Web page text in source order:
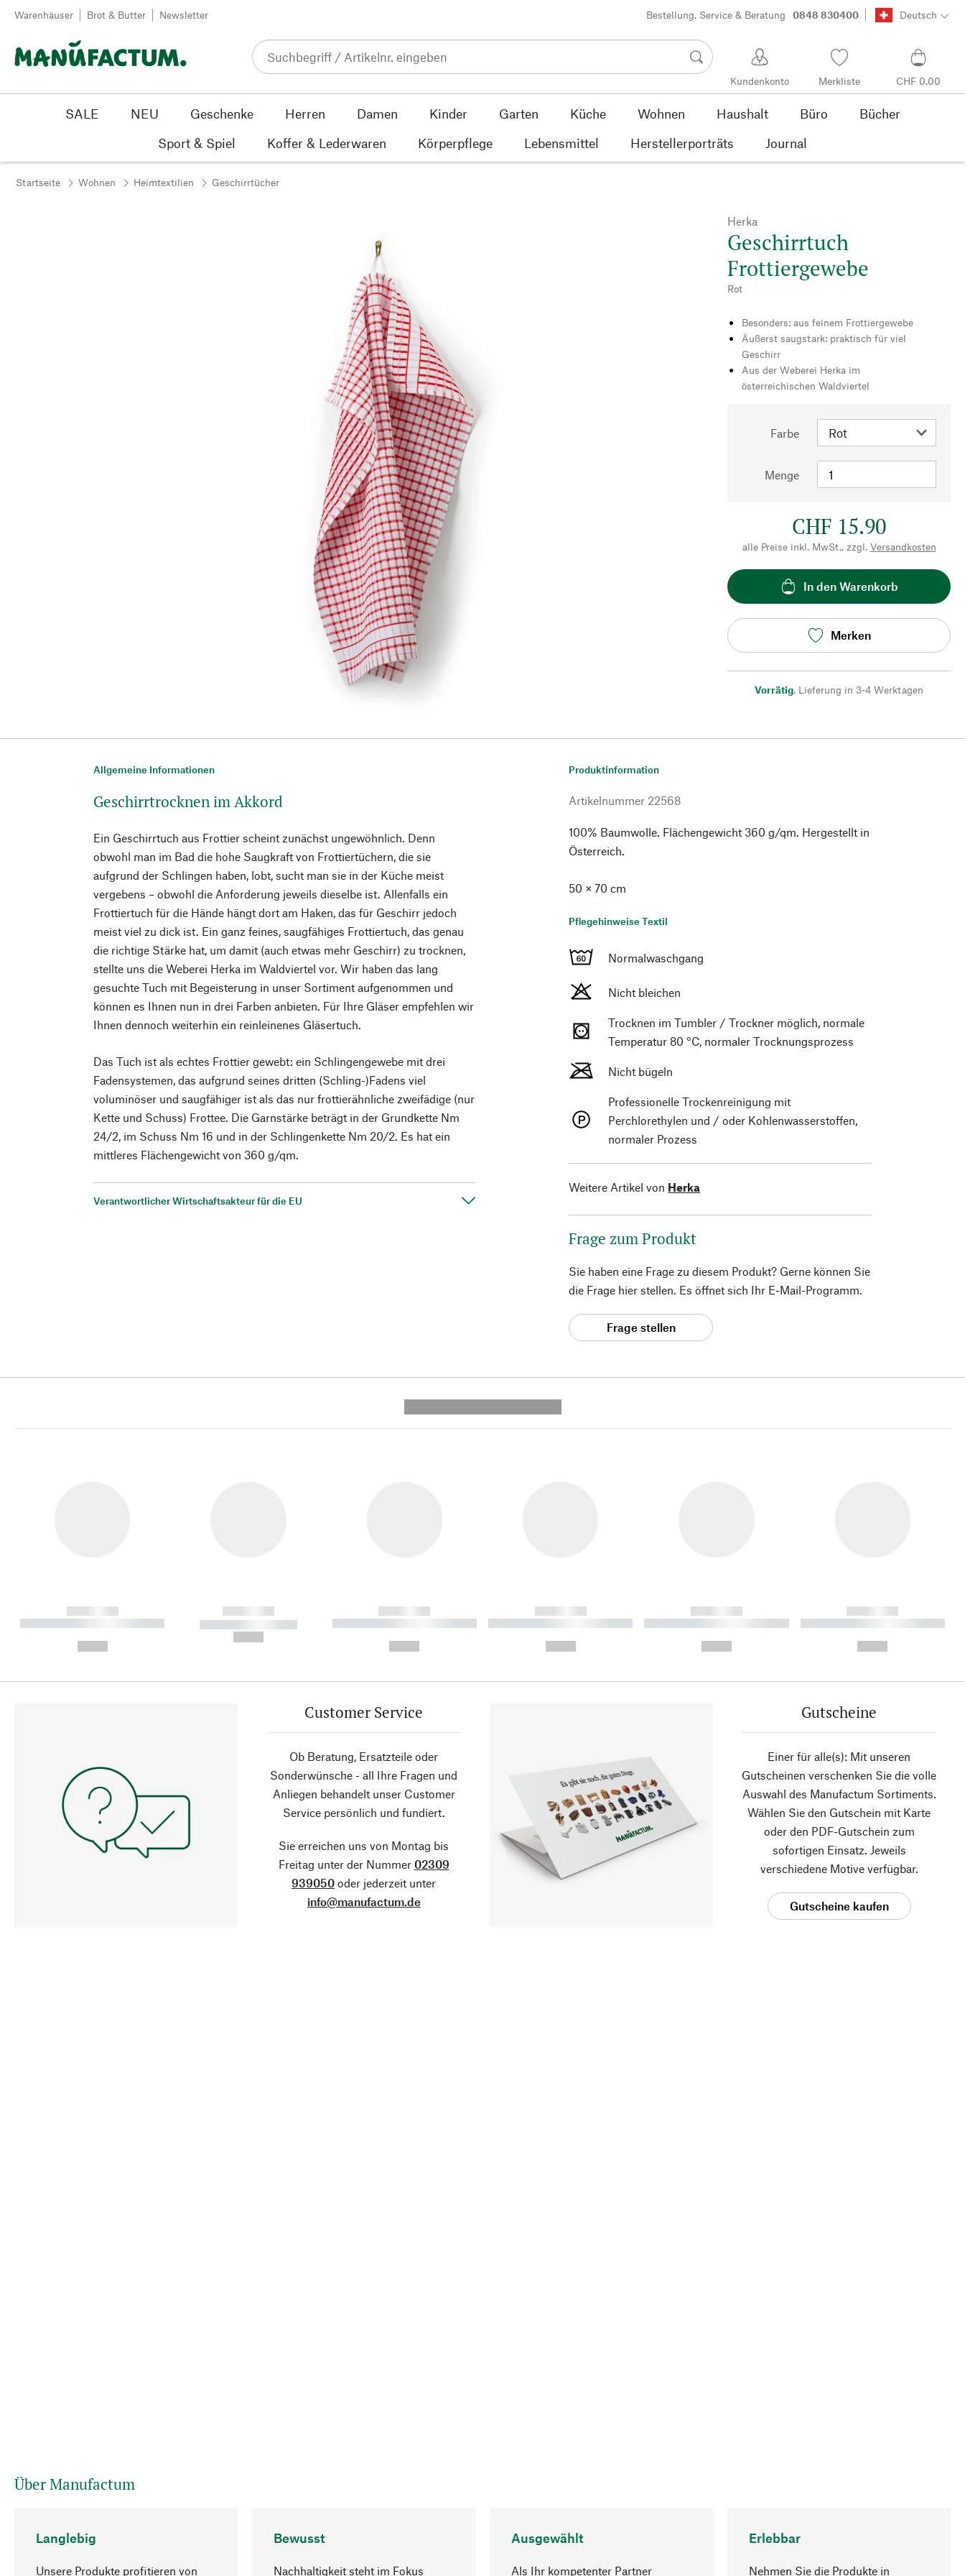
Zum Inhalt springen
Warenhäuser Brot & Butter Newsletter Bestellung, Service & Beratung 0848 830400 Deutsch
Kundenkonto Merkliste CHF 0.00
SALE NEU Geschenke Herren Damen Kinder Garten Küche Wohnen Haushalt Büro
Bücher
Sport & Spiel
Koffer & Lederwaren Körperpflege Lebensmittel Herstellerporträts Journal
Startseite Wohnen Heimtextilien Geschirrtücher
Herka
Geschirrtuch
Frottiergewebe
Rot
Besonders: aus feinem Frottiergewebe
Äußerst saugstark: praktisch für viel
Geschirr
Aus der Weberei Herka im
österreichischen Waldviertel
Farbe
Menge
CHF 15.90
alle Preise inkl. MwSt., zzgl. Versandkosten
In den Warenkorb
Merken
Vorrätig, Lieferung in 3-4 Werktagen
Allgemeine Informationen
Geschirrtrocknen im Akkord
Ein Geschirrtuch aus Frottier scheint zunächst ungewöhnlich. Denn
obwohl man im Bad die hohe Saugkraft von Frottiertüchern, die sie
aufgrund der Schlingen haben, lobt, sucht man sie in der Küche meist
vergebens – obwohl die Anforderung jeweils dieselbe ist. Allenfalls ein
Frottiertuch für die Hände hängt dort am Haken, das für Geschirr jedoch
meist viel zu dick ist. Ein ganz feines, saugfähiges Frottiertuch, das genau
die richtige Stärke hat, um damit (auch etwas mehr Geschirr) zu trocknen,
stellte uns die Weberei Herka im Waldviertel vor. Wir haben das lang
gesuchte Tuch mit Begeisterung in unser Sortiment aufgenommen und
können es Ihnen nun in drei Farben anbieten. Für Ihre Gläser empfehlen wir
Ihnen dennoch weiterhin ein reinleinenes Gläsertuch.
Das Tuch ist als echtes Frottier gewebt: ein Schlingengewebe mit drei
Fadensystemen, das aufgrund seines dritten (Schling-)Fadens viel
voluminöser und saugfähiger ist als das nur frottierähnliche zweifädige (nur
Kette und Schuss) Frottee. Die Garnstärke beträgt in der Grundkette Nm
24/2, im Schuss Nm 16 und in der Schlingenkette Nm 20/2. Es hat ein
mittleres Flächengewicht von 360 g/qm.
Verantwortlicher Wirtschaftsakteur für die EU
Produktinformation
Artikelnummer 22568
100% Baumwolle. Flächengewicht 360 g/qm. Hergestellt in
Österreich.
50 × 70 cm
Pflegehinweise Textil
Normalwaschgang
Nicht bleichen
Trocknen im Tumbler / Trockner möglich, normale
Temperatur 80 °C, normaler Trocknungsprozess
Nicht bügeln
Professionelle Trockenreinigung mit
Perchlorethylen und / oder Kohlenwasserstoffen,
normaler Prozess
Weitere Artikel von Herka
Frage zum Produkt
Sie haben eine Frage zu diesem Produkt? Gerne können Sie
die Frage hier stellen. Es öffnet sich Ihr E-Mail-Programm.
Frage stellen
------------
----------- ----------- ----------
------------
----------- -----------
------------
----------- ----------- ----------
------------
----------- ----------- ----------
------------
----------- ----------- ----------
------------
----------- ----------- ----------
Customer Service
Ob Beratung, Ersatzteile oder
Sonderwünsche - all Ihre Fragen und
Anliegen behandelt unser Customer
Service persönlich und fundiert.
Sie erreichen uns von Montag bis
Freitag unter der Nummer 02309
939050 oder jederzeit unter
info@manufactum.de
Gutscheine
Einer für alle(s): Mit unseren
Gutscheinen verschenken Sie die volle
Auswahl des Manufactum Sortiments.
Wählen Sie den Gutschein mit Karte
oder den PDF-Gutschein zum
sofortigen Einsatz. Jeweils
verschiedene Motive verfügbar.
Gutscheine kaufen
Über Manufactum
Langlebig
Unsere Produkte profitieren von
Bewusst
Nachhaltigkeit steht im Fokus
Ausgewählt
Als Ihr kompetenter Partner
Erlebbar
Nehmen Sie die Produkte in